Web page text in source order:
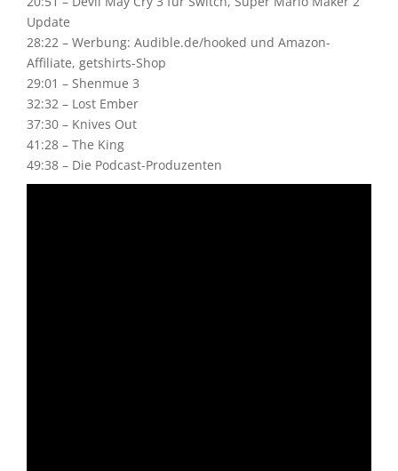
Update
28:22 – Werbung: Audible.de/hooked und Amazon-
Affiliate, getshirts-Shop
29:01 – Shenmue 3
32:32 – Lost Ember
37:30 – Knives Out
41:28 – The King
49:38 – Die Podcast-Produzenten